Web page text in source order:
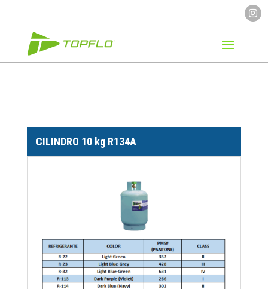
CILINDRO 10 kg R134A